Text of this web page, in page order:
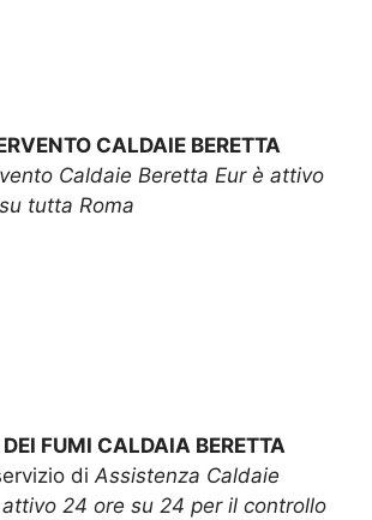
CALDAIE BERETTA
Caldaie Beretta Eur è attivo
tutta Roma
FUMI CALDAIA BERETTA
diAssistenza Caldaie
24 ore su 24 per il controllo